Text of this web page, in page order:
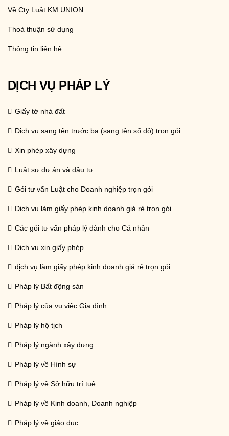
Về Cty Luật KM UNION
Thoả thuận sử dụng
Thông tin liên hệ
DỊCH VỤ PHÁP LÝ
Giấy tờ nhà đất
Dịch vụ sang tên trước bạ (sang tên sổ đỏ) trọn gói
Xin phép xây dựng
Luật sư dự án và đầu tư
Gói tư vấn Luật cho Doanh nghiệp trọn gói
Dịch vụ làm giấy phép kinh doanh giá rẻ trọn gói
Các gói tư vấn pháp lý dành cho Cá nhân
Dịch vụ xin giấy phép
dịch vụ làm giấy phép kinh doanh giá rẻ trọn gói
Pháp lý Bất động sản
Pháp lý của vụ việc Gia đình
Pháp lý hộ tịch
Pháp lý ngành xây dựng
Pháp lý về Hình sự
Pháp lý về Sở hữu trí tuệ
Pháp lý về Kinh doanh, Doanh nghiệp
Pháp lý về giáo dục